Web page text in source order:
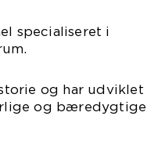
specialiseret i
og har udviklet
og bæredygtige